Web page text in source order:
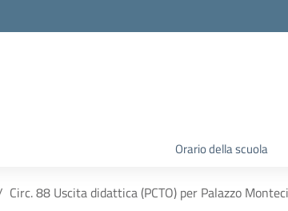
Orario della scuola
Circ. 88 Uscita didattica (PCTO) per Palazzo